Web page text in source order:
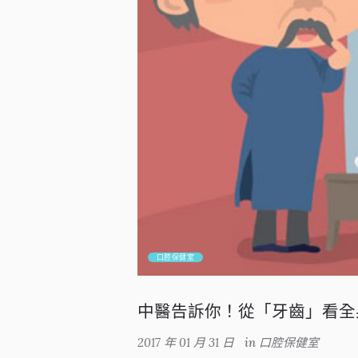
口腔保健室
中醫告訴你！從「牙齒」看
2017 年 01 月 31 日 in 口腔保健室